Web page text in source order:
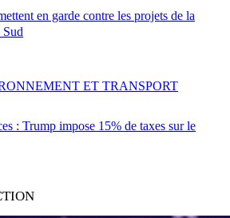
en garde contre les projets de la
Sud
: Trump impose 15% de taxes sur le
ET TRANSPORT